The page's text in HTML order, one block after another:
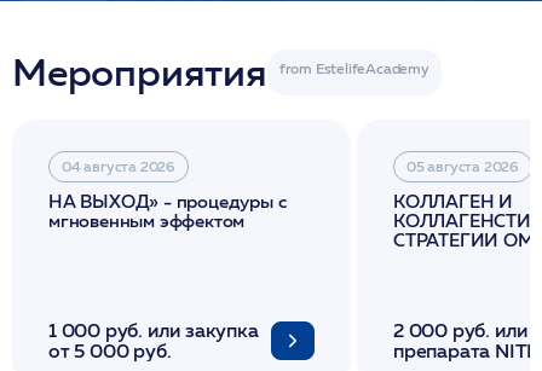
Мероприятия
04 августа 2026
НА ВЫХОД» - процедуры с
мгновенным эффектом
1 000 руб. или закупка
от 5 000 руб.
05 августа 2026
КОЛЛАГЕН И
СТРАТЕГИИ
2 000 руб. или
препарата